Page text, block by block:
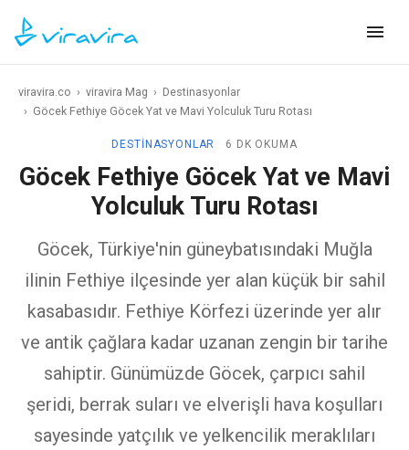
viravira.co › viravira Mag › Destinasyonlar
› Göcek Fethiye Göcek Yat ve Mavi Yolculuk Turu Rotası
DESTINASYONLAR 6 DK OKUMA
Göcek Fethiye Göcek Yat ve Mavi
Yolculuk Turu Rotası
Göcek, Türkiye'nin güneybatısındaki Muğla
ilinin Fethiye ilçesinde yer alan küçük bir sahil
kasabasıdır. Fethiye Körfezi üzerinde yer alır
ve antik çağlara kadar uzanan zengin bir tarihe
sahiptir. Günümüzde Göcek, çarpıcı sahil
şeridi, berrak suları ve elverişli hava koşulları
sayesinde yatçılık ve yelkencilik meraklıları